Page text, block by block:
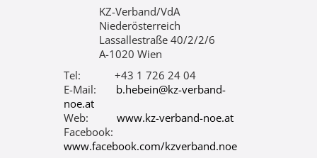
KZ-Verband/VdA
Niederösterreich
Lassallestraße 40/2/2/6
A-1020 Wien
Tel: +43 1 726 24 04
E-Mail: b.hebein@kz-verband-
noe.at
Web: www.kz-verband-noe.at
Facebook:
www.facebook.com/kzverband.noe